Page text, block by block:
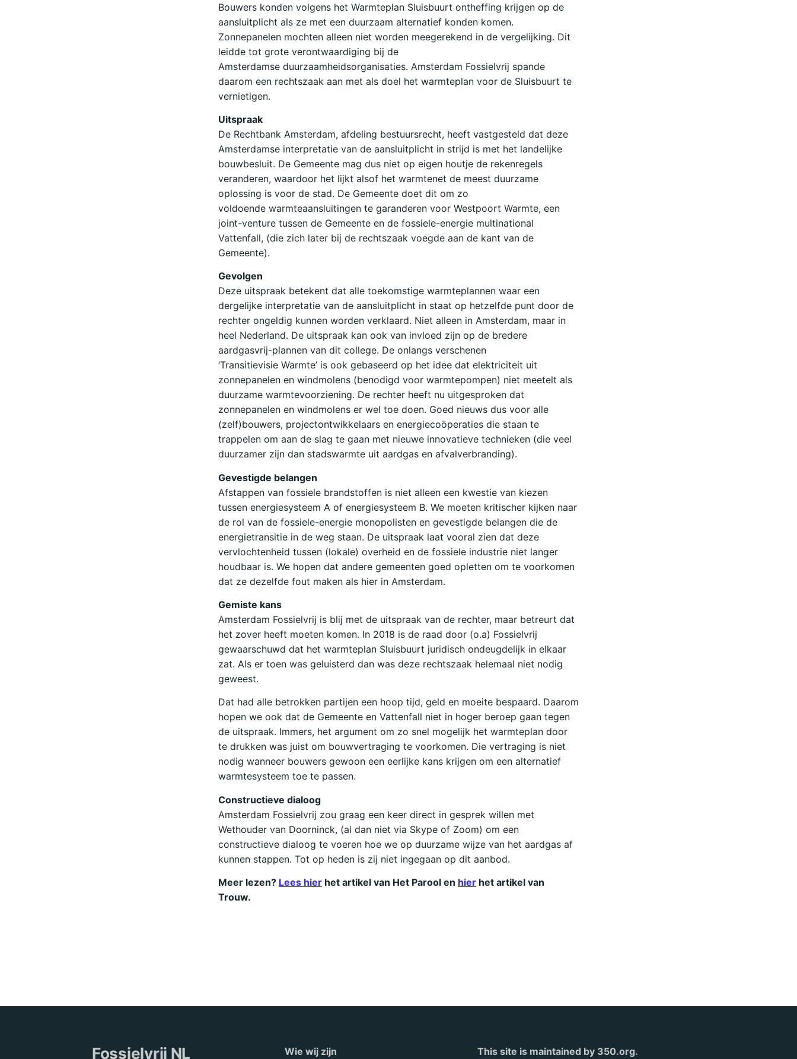
Bouwers konden volgens het Warmteplan Sluisbuurt ontheffing krijgen op de
aansluitplicht als ze met een duurzaam alternatief konden komen.
Zonnepanelen mochten alleen niet worden meegerekend in de vergelijking. Dit
leidde tot grote verontwaardiging bij de
Amsterdamse duurzaamheidsorganisaties. Amsterdam Fossielvrij spande
daarom een rechtszaak aan met als doel het warmteplan voor de Sluisbuurt te
vernietigen.
Uitspraak
De Rechtbank Amsterdam, afdeling bestuursrecht, heeft vastgesteld dat deze
Amsterdamse interpretatie van de aansluitplicht in strijd is met het landelijke
bouwbesluit. De Gemeente mag dus niet op eigen houtje de rekenregels
veranderen, waardoor het lijkt alsof het warmtenet de meest duurzame
oplossing is voor de stad. De Gemeente doet dit om zo
voldoende warmteaansluitingen te garanderen voor Westpoort Warmte, een
joint-venture tussen de Gemeente en de fossiele-energie multinational
Vattenfall, (die zich later bij de rechtszaak voegde aan de kant van de
Gemeente).
Gevolgen
Deze uitspraak betekent dat alle toekomstige warmteplannen waar een
dergelijke interpretatie van de aansluitplicht in staat op hetzelfde punt door de
rechter ongeldig kunnen worden verklaard. Niet alleen in Amsterdam, maar in
heel Nederland. De uitspraak kan ook van invloed zijn op de bredere
aardgasvrij-plannen van dit college. De onlangs verschenen
‘Transitievisie Warmte’ is ook gebaseerd op het idee dat elektriciteit uit
zonnepanelen en windmolens (benodigd voor warmtepompen) niet meetelt als
duurzame warmtevoorziening. De rechter heeft nu uitgesproken dat
zonnepanelen en windmolens er wel toe doen. Goed nieuws dus voor alle
(zelf)bouwers, projectontwikkelaars en energiecoöperaties die staan te
trappelen om aan de slag te gaan met nieuwe innovatieve technieken (die veel
duurzamer zijn dan stadswarmte uit aardgas en afvalverbranding).
Gevestigde belangen
Afstappen van fossiele brandstoffen is niet alleen een kwestie van kiezen
tussen energiesysteem A of energiesysteem B. We moeten kritischer kijken naar
de rol van de fossiele-energie monopolisten en gevestigde belangen die de
energietransitie in de weg staan. De uitspraak laat vooral zien dat deze
vervlochtenheid tussen (lokale) overheid en de fossiele industrie niet langer
houdbaar is. We hopen dat andere gemeenten goed opletten om te voorkomen
dat ze dezelfde fout maken als hier in Amsterdam.
Gemiste kans
Amsterdam Fossielvrij is blij met de uitspraak van de rechter, maar betreurt dat
het zover heeft moeten komen. In 2018 is de raad door (o.a) Fossielvrij
gewaarschuwd dat het warmteplan Sluisbuurt juridisch ondeugdelijk in elkaar
zat. Als er toen was geluisterd dan was deze rechtszaak helemaal niet nodig
geweest.
Dat had alle betrokken partijen een hoop tijd, geld en moeite bespaard. Daarom
hopen we ook dat de Gemeente en Vattenfall niet in hoger beroep gaan tegen
de uitspraak. Immers, het argument om zo snel mogelijk het warmteplan door
te drukken was juist om bouwvertraging te voorkomen. Die vertraging is niet
nodig wanneer bouwers gewoon een eerlijke kans krijgen om een alternatief
warmtesysteem toe te passen.
Constructieve dialoog
Amsterdam Fossielvrij zou graag een keer direct in gesprek willen met
Wethouder van Doorninck, (al dan niet via Skype of Zoom) om een
constructieve dialoog te voeren hoe we op duurzame wijze van het aardgas af
kunnen stappen. Tot op heden is zij niet ingegaan op dit aanbod.
Meer lezen? Lees hier het artikel van Het Parool en hier het artikel van
Trouw.
Fossielvrij NL Wie wij zijn This site is maintained by 350.org.